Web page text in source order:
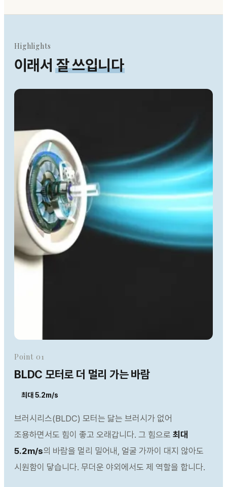
Highlights
이래서잘 쓰입니다
Point 01
BLDC 모터로 더 멀리 가는 바람
최대 5.2m/s
브러시리스(BLDC) 모터는 닳는 브러시가 없어
조용하면서도 힘이 좋고 오래갑니다. 그 힘으로 최대
5.2m/s의 바람을 멀리 밀어내, 얼굴 가까이 대지 않아도
시원함이 닿습니다. 무더운 야외에서도 제 역할을 합니다.